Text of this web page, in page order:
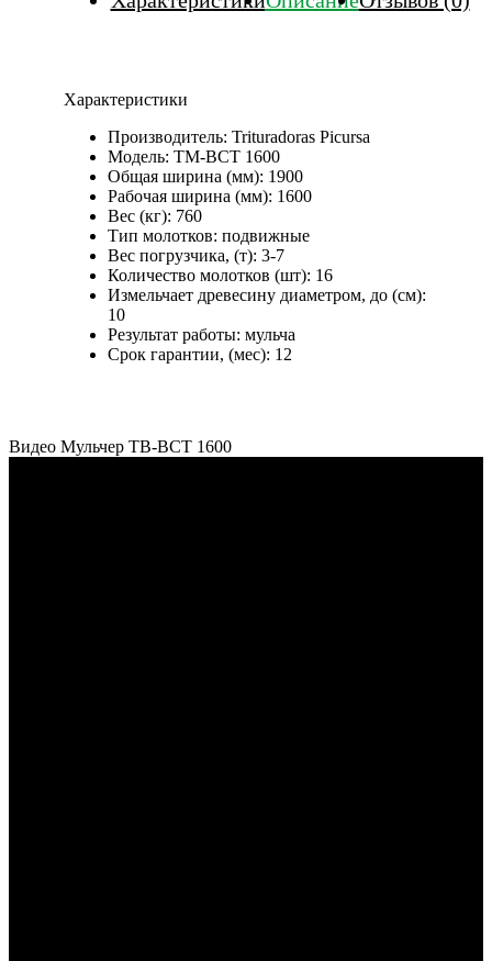
Характеристики
Производитель: Trituradoras Picursa
Модель: TM-BCT 1600
Общая ширина (мм): 1900
Рабочая ширина (мм): 1600
Вес (кг): 760
Тип молотков: подвижные
Вес погрузчика, (т): 3-7
Количество молотков (шт): 16
Измельчает древесину диаметром, до (см):
10
Результат работы: мульча
Срок гарантии, (мес): 12
Видео Мульчер TB-BCT 1600